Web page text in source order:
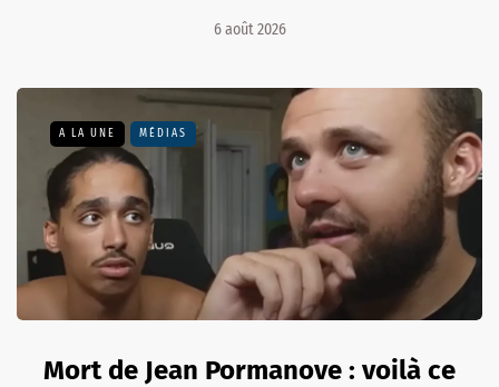
6 août 2026
A LA UNE MÉDIAS
Mort de Jean Pormanove : voilà ce